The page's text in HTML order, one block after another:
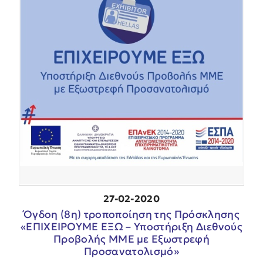
27-02-2020
Όγδοη (8η) τροποποίηση της Πρόσκλησης
«ΕΠΙΧΕΙΡΟΥΜΕ ΕΞΩ – Υποστήριξη Διεθνούς
Προβολής ΜΜΕ με Εξωστρεφή
Προσανατολισμό»